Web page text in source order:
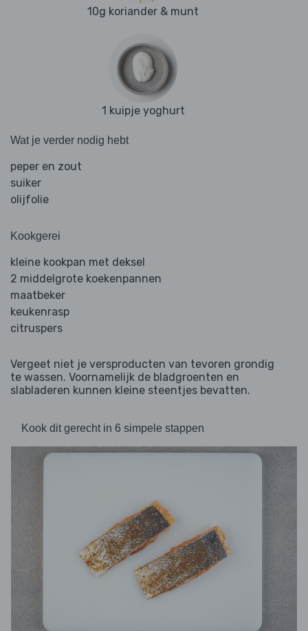
10g koriander & munt
1 kuipje yoghurt
Wat je verder nodig hebt
peper en zout
suiker
olijfolie
Kookgerei
kleine kookpan met deksel
2 middelgrote koekenpannen
maatbeker
keukenrasp
citruspers
Vergeet niet je versproducten van tevoren grondig
te wassen. Voornamelijk de bladgroenten en
slabladeren kunnen kleine steentjes bevatten.
Kook dit gerecht in 6 simpele stappen